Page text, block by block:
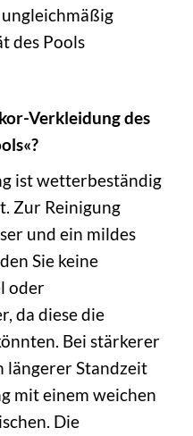
des Pools
Verkleidung des
ist wetterbeständig
Zur Reinigung
und ein mildes
Sie keine
oder
da diese die
Bei stärkerer
längerer Standzeit
mit einem weichen
Die